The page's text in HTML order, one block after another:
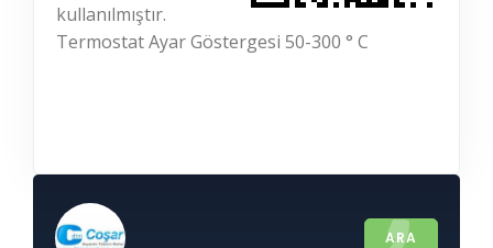
kullanılmıştır.
Termostat Ayar Göstergesi 50-300 ° C
ARA